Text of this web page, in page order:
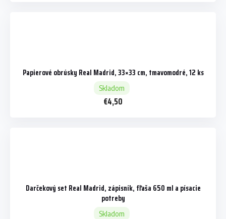
Papierové obrúsky Real Madrid, 33×33 cm, tmavomodré, 12 ks
Skladom
€4,50
Darčekový set Real Madrid, zápisník, fľaša 650 ml a písacie
potreby
Skladom